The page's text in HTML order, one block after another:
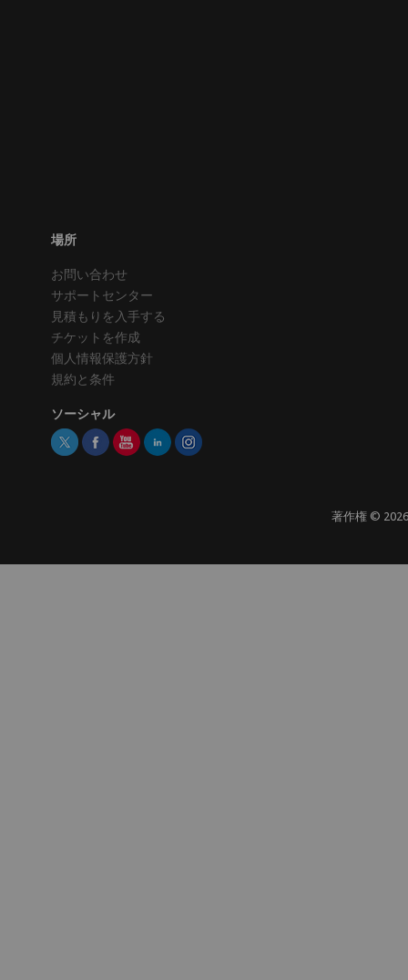
場所
お問い合わせ
サポートセンター
見積もりを入手する
チケットを作成
個人情報保護方針
規約と条件
ソーシャル
著作権 © 2026